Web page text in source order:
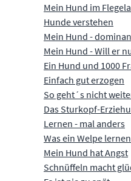
Mein Hund im
Hunde verstehen
Mein Hund -
Mein Hund - Will er
Ein Hund und 1000
Einfach gut erzogen
So geht´s nicht
Das Sturkopf-
Lernen - mal anders
Was ein Welpe
Mein Hund hat Angst
Schnüffeln macht